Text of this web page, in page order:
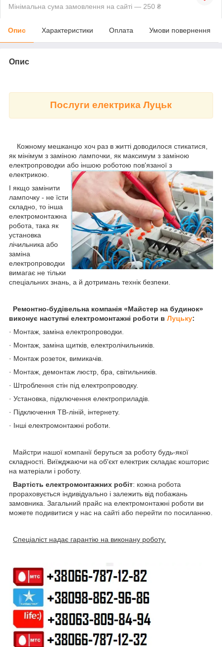
Мінімальна сума замовлення на сайті — 250 ₴
Опис Характеристики Оплата Умови повернення
Опис
Послуги електрика Луцьк
Кожному мешканцю хоч раз в житті доводилося стикатися,
як мінімум з заміною лампочки, як максимум з заміною
електропроводки або іншою роботою пов'язаної з
електрикою.
І якщо замінити
лампочку - не їсти
складно, то інша
електромонтажна
робота, така як
установка
лічильника або
заміна
електропроводки
вимагає не тільки
спеціальних знань, а й дотримань технік безпеки.
Ремонтно-будівельна компанія «Майстер на будинок»
виконує наступні електромонтажні роботи в Луцьку:
· Монтаж, заміна електропроводки.
· Монтаж, заміна щитків, електролічильників.
· Монтаж розеток, вимикачів.
· Монтаж, демонтаж люстр, бра, світильників.
· Штроблення стін під електропроводку.
· Установка, підключення електроприладів.
· Підключення ТВ-ліній, інтернету.
· Інші електромонтажні роботи.
Майстри нашої компанії беруться за роботу будь-якої
складності. Виїжджаючи на об'єкт електрик складає кошторис
на матеріали і роботу.
Вартість електромонтажних робіт: кожна робота
прораховується індивідуально і залежить від побажань
замовника. Загальний прайс на електромонтажні роботи ви
можете подивитися у нас на сайті або перейти по посиланню.
Спеціаліст надає гарантію на виконану роботу.